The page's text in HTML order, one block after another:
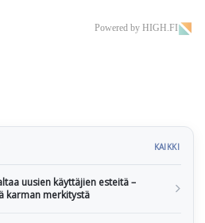
Powered by HIGH.FI
KAIKKI
uusien käyttäjien esteitä –
karman merkitystä